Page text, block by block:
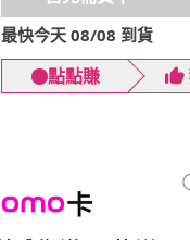
最快今天 08/08 到貨
點點賺